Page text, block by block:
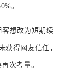
。
客想改为短期续
获得网友信任，
次考量。